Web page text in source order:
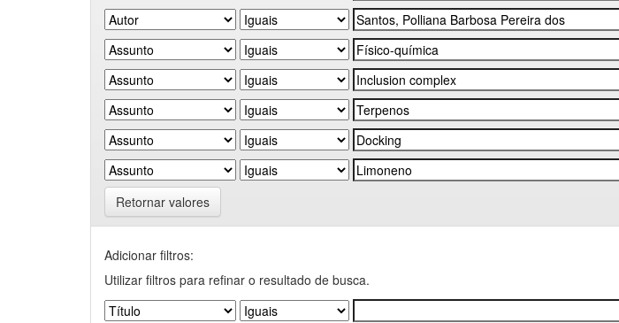
Retornar valores
Adicionar filtros:
Utilizar filtros para refinar o resultado de busca.